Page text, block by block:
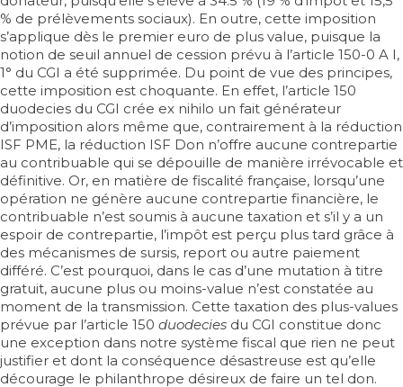
% de prélèvements sociaux). En outre, cette imposition
s’applique dès le premier euro de plus value, puisque la
notion de seuil annuel de cession prévu à l’article 150-0 A I,
1° du CGI a été supprimée. Du point de vue des principes,
cette imposition est choquante. En effet, l’article 150
duodecies du CGI crée ex nihilo un fait générateur
d’imposition alors même que, contrairement à la réduction
ISF PME, la réduction ISF Don n’offre aucune contrepartie
au contribuable qui se dépouille de manière irrévocable et
définitive. Or, en matière de fiscalité française, lorsqu’une
opération ne génère aucune contrepartie financière, le
contribuable n’est soumis à aucune taxation et s’il y a un
espoir de contrepartie, l’impôt est perçu plus tard grâce à
des mécanismes de sursis, report ou autre paiement
différé. C’est pourquoi, dans le cas d’une mutation à titre
gratuit, aucune plus ou moins-value n’est constatée au
moment de la transmission. Cette taxation des plus-values
prévue par l’article 150 duodecies du CGI constitue donc
une exception dans notre système fiscal que rien ne peut
justifier et dont la conséquence désastreuse est qu’elle
décourage le philanthrope désireux de faire un tel don.